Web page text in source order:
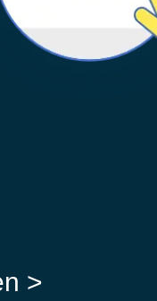
>